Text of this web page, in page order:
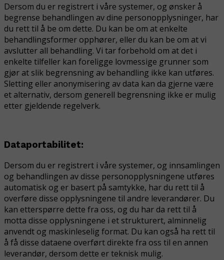
Dersom du er registrert i våre systemer, og ønsker å
begrense behandlingen av dine personopplysninger, har
du rett til å be om dette. Du kan be om at enkelte
behandlingsformer opphører, eller du kan be om at vi
avslutter all behandling. Vi tar forbehold om at det i
enkelte tilfeller kan foreligge lovmessige grunner som
gjør at slik begrensning av behandling ikke kan utføres.
Sletting eller anonymisering av data kan da gjerne være
et alternativ, dersom generell begrensning ikke er mulig
etter gjeldende regelverk.
Dataportabilitet:
Dersom du er registrert i våre systemer, og innsamlingen
og behandlingen av disse personopplysningene utføres
automatisk og er basert på samtykke, har du rett til å
overføre disse opplysningene til andre leverandører. Du
kan etterspørre dette fra oss, og du har da rett til å
motta disse opplysningene i et strukturert, alminnelig
anvendt og maskinleselig format. Du kan også ha rett til
å få disse dataene overført direkte fra oss til en annen
leverandør, dersom dette er teknisk mulig.